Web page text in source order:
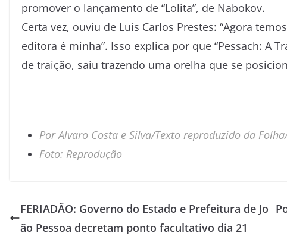
promover o lançamento de “Lolita”, de Nabokov.
Certa vez, ouviu de Luís Carlos Prestes: “Agora
editora é minha”. Isso explica por que “Pessach: A
de traição, saiu trazendo uma orelha que se
Por Alvaro Costa e Silva/Texto reproduzido da
Foto: Reprodução
FERIADÃO: Governo do Estado e Prefeitura de Jo
ão Pessoa decretam ponto facultativo dia 21